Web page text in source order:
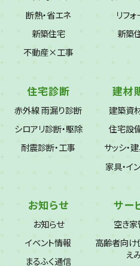
断熱・省エネ
新築住宅
不動産×工事
リフ
新築
住宅診断
赤外線 雨漏り診断
シロアリ診断・駆除
耐震診断・工事
建材
建築資
住宅設
サッシ・
家具・イ
お知らせ
お知らせ
イベント情報
まるふく通信
サー
空き
高齢者向け
え